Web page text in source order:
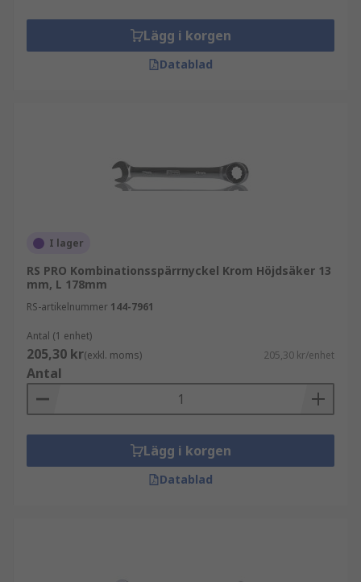
Lägg i korgen
Datablad
I lager
RS PRO Kombinationsspärrnyckel Krom Höjdsäker 13
mm, L 178mm
RS-artikelnummer 144-7961
Antal (1 enhet)
205,30 kr(exkl. moms) 205,30 kr/enhet
Antal
Lägg i korgen
Datablad